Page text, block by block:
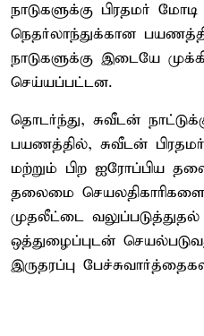
நாடுகளுக்கு பிரதமர்
நெதர்லாந்துக்கான
நாடுகளுக்கு இடையே
செய்யப்பட்டன.
தொடர்ந்து, சுவீடன்
பயணத்தில், சுவீடன்
மற்றும் பிற ஐரோப்பிய
தலைமை
முதலீட்டை
ஒத்துழைப்புடன்
இருதரப்பு